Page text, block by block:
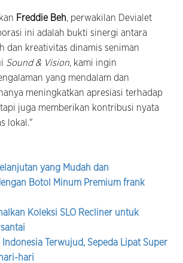
Freddie Beh, perwakilan Devialet
ini adalah bukti sinergi antara
dan kreativitas dinamis seniman
Sound & Vision, kami ingin
yang mendalam dan
meningkatkan apresiasi terhadap
juga memberikan kontribusi nyata
lokal."
yang Mudah dan
Botol Minum Premium frank
Koleksi SLO Recliner untuk
Indonesia Terwujud, Sepeda Lipat Super
hari